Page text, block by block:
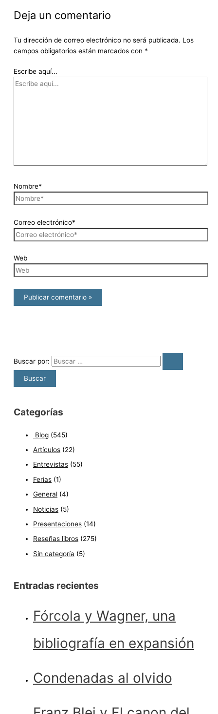
Deja un comentario
Tu dirección de correo electrónico no será publicada. Los
campos obligatorios están marcados con *
Escribe aquí...
Nombre*
Correo electrónico*
Web
Buscar por:
Categorías
Blog (545)
Artículos (22)
Entrevistas (55)
Ferias (1)
General (4)
Noticias (5)
Presentaciones (14)
Reseñas libros (275)
Sin categoría (5)
Entradas recientes
Fórcola y Wagner, una
bibliografía en expansión
Condenadas al olvido